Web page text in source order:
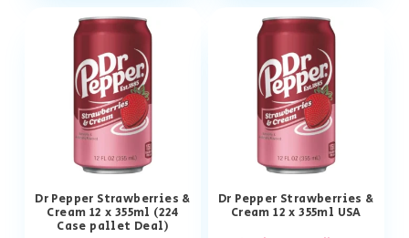
Dr Pepper Strawberries &
Cream 12 x 355ml (224
Case pallet Deal)
Dr Pepper Strawberries &
Cream 12 x 355ml USA